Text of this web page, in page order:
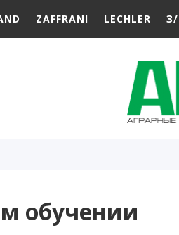
ZAFFRANI LECHLER
обучении